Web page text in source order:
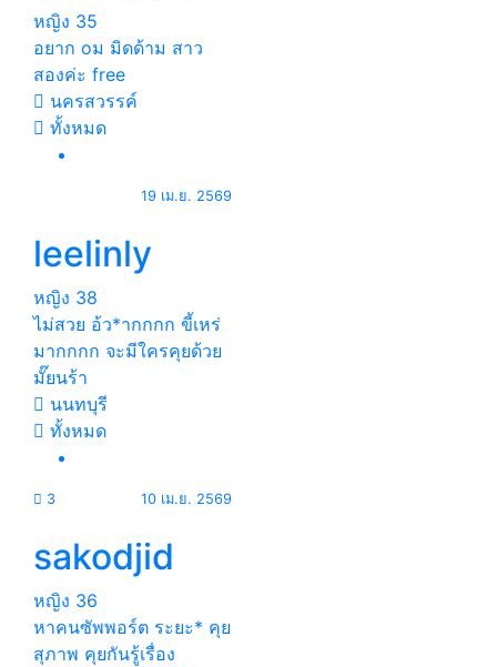
หญิง 35
อยาก oม มิดด้าม สาว
สองค่ะ free
นครสวรรค์
ทั้งหมด
19 เม.ย. 2569
leelinly
หญิง 38
ไม่สวย อ้ว*ากกกก ขี้เหร่
มากกกก จะมีใครคุยด้วย
มั๊ยนร้า
นนทบุรี
ทั้งหมด
3 10 เม.ย. 2569
sakodjid
หญิง 36
หาคนซัพพอร์ต ระยะ* คุย
สุภาพ คุยกันรู้เรื่อง